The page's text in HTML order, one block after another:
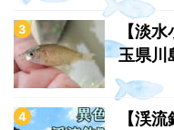
【淡
玉県川
【渓